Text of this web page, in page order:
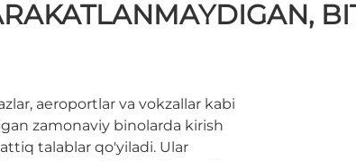
aeroportlar va vokzallar kabi
zamonaviy binolarda kirish
talablar qo'yiladi. Ular